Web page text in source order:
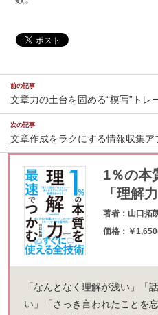
前の記事
文章力の土台を固める“模写”トレ
次の記事
文章作成をラクにする情報収集ア
1％の本
「理解力
著者：山口拓
価格：￥
「なんとなく理解が浅い」「
い」「さっき言われたことを